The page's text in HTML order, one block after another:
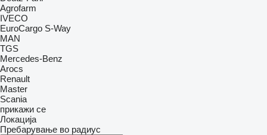
Agrofarm
IVECO
EuroCargo S-Way
MAN
TGS
Mercedes-Benz
Arocs
Renault
Master
Scania
прикажи се
Локација
Пребарување во радиус